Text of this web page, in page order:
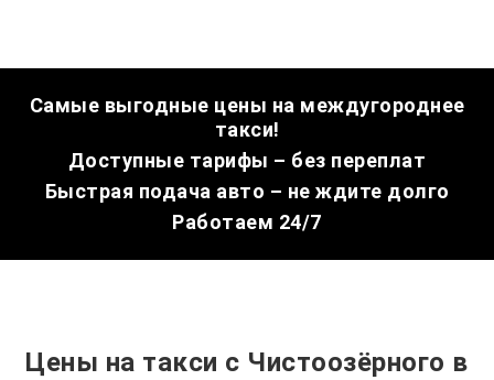
Самые выгодные цены на междугороднее
такси!
Доступные тарифы – без переплат
Быстрая подача авто – не ждите долго
Работаем 24/7
Цены на такси с Чистоозёрного в